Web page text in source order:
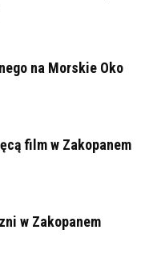
na Morskie Oko
film w Zakopanem
w Zakopanem